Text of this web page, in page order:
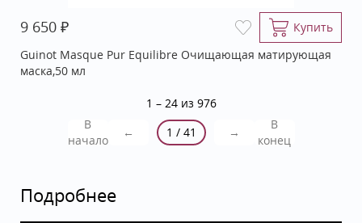
9 650 ₽
Купить
Guinot Masque Pur Equilibre Очищающая матирующая
маска,50 мл
1 – 24 из 976
В
начало
← 1 / 41 →
В
конец
Подробнее